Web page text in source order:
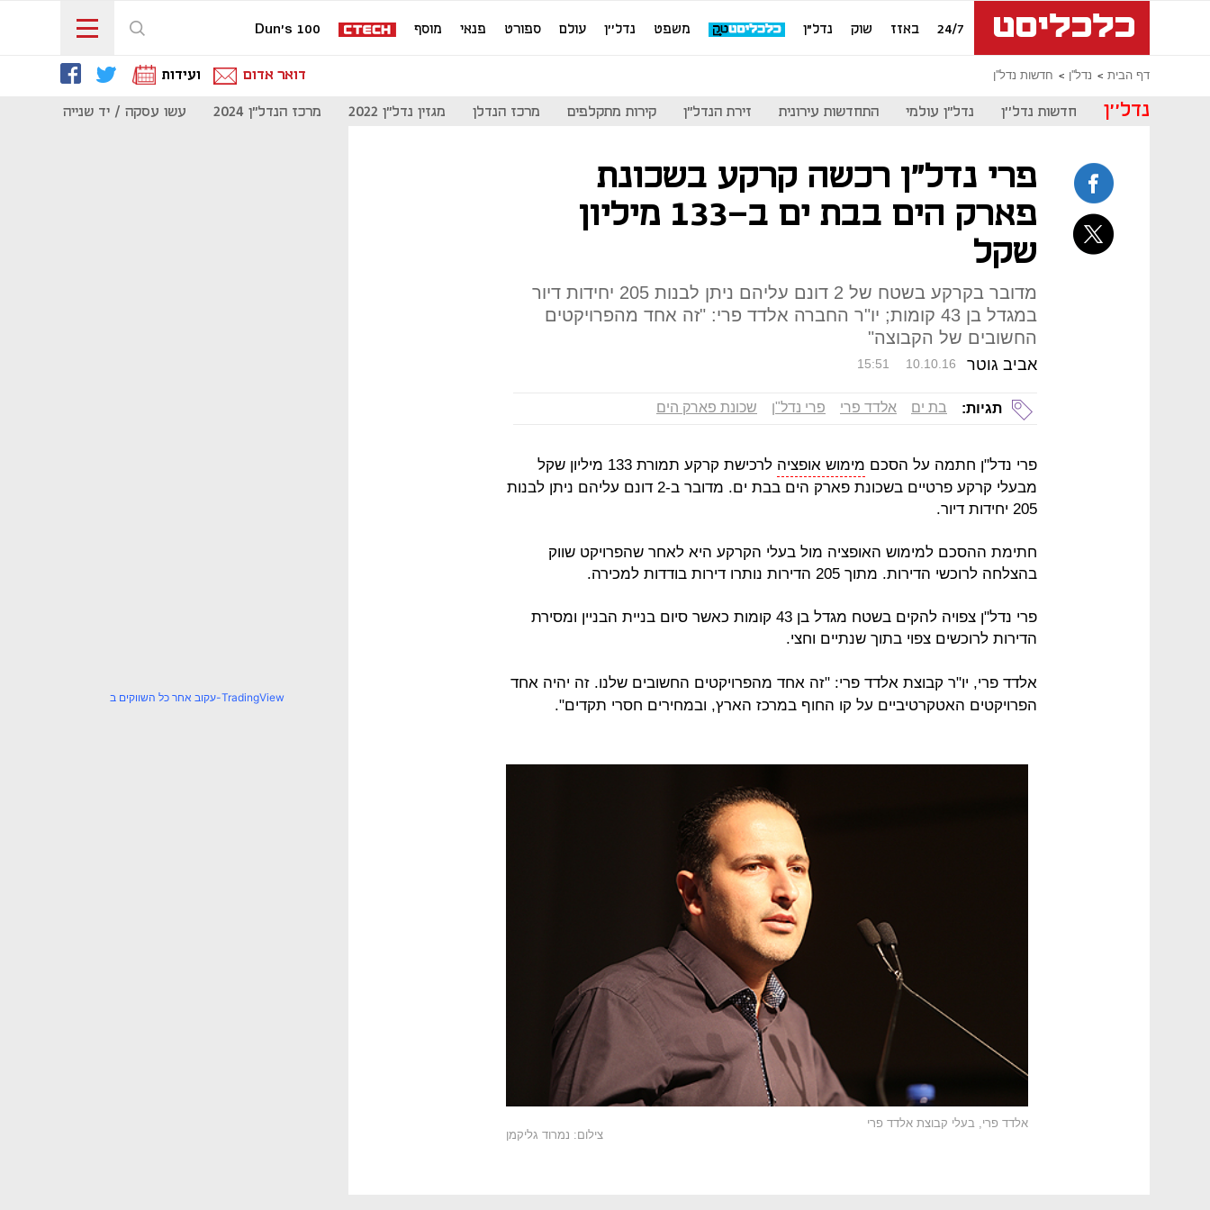
24/7 באזז שוק נדל"ן משפט נדל''ן עולם ספורט פנאי מוסף Dun's 100
דף הבית נדל''ן חדשות נדל''ן דואר אדום ועידות
נדל''ן חדשות נדל''ן נדל"ן עולמי התחדשות עירונית זירת הנדל"ן קירות מתקלפים מרכז הנדלן מגזין נדל"ן 2022 מרכז הנדל"ן 2024 עשו עסקה / יד שנייה
פרי נדל"ן רכשה קרקע בשכונת
פארק הים בבת ים ב-133 מיליון
שקל
מדובר בקרקע בשטח של 2 דונם עליהם ניתן לבנות 205 יחידות דיור
במגדל בן 43 קומות; יו"ר החברה אלדד פרי: "זה אחד מהפרויקטים
החשובים של הקבוצה"
אביב גוטר 15:51 10.10.16
תגיות: בת ים אלדד פרי פרי נדל"ן שכונת פארק הים
פרי נדל"ן חתמה על הסכם מימוש אופציה
לרכישת קרקע תמורת 133 מיליון שקל
מבעלי קרקע פרטיים בשכונת פארק הים בבת ים. מדובר ב-2 דונם עליהם ניתן לבנות
205 יחידות דיור.
חתימת ההסכם למימוש האופציה מול בעלי הקרקע היא לאחר שהפרויקט שווק
בהצלחה לרוכשי הדירות. מתוך 205 הדירות נותרו דירות בודדות למכירה.
פרי נדל"ן צפויה להקים בשטח מגדל בן 43 קומות כאשר סיום בניית הבניין ומסירת
הדירות לרוכשים צפוי בתוך שנתיים וחצי.
אלדד פרי, יו"ר קבוצת אלדד פרי: "זה אחד מהפרויקטים החשובים שלנו. זה יהיה אחד
הפרויקטים האטקרטיביים על קו החוף במרכז הארץ, ובמחירים חסרי תקדים".
אלדד פרי, בעלי קבוצת אלדד פרי
צילום: נמרוד גליקמן
עקוב אחר כל השווקים ב-TradingView